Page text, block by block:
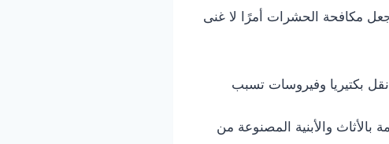
مكافحة الحشرات أمرًا لا غنى
بكتيريا وفيروسات تسبب
والأبنية المصنوعة من